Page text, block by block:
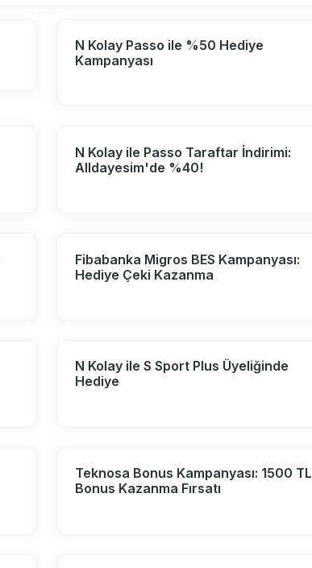
N Kolay Passo ile %50 Hediye
Kampanyası
N Kolay ile Passo Taraftar İndirimi:
Alldayesim'de %40!
Fibabanka Migros BES Kampanyası:
Hediye Çeki Kazanma
N Kolay ile S Sport Plus Üyeliğinde
Hediye
Teknosa Bonus Kampanyası: 1500 TL
Bonus Kazanma Fırsatı